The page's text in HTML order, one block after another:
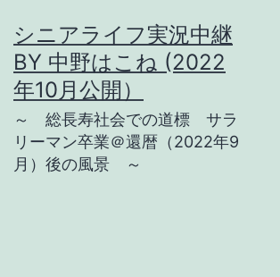
ン
テ
ン
へ
シニアライフ実況中継
BY 中野はこね (2022
年10月公開）
～ 総長寿社会での道標 サラ
リーマン卒業＠還暦（2022年9
月）後の風景 ～